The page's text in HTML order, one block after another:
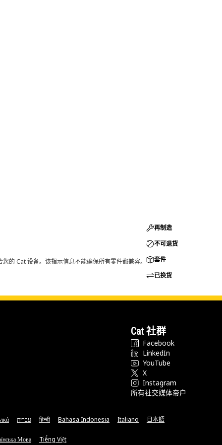
的 Cat 设备。该指示信息不能确保所有零件都兼容。
再制造
不可退货
套件
已换货
Cat 社群
Facebook
LinkedIn
YouTube
X
Instagram
所有社交媒体帝户
עברית हिन्दी Bahasa Indonesia Italiano 日本語
Мова Tiếng Việt